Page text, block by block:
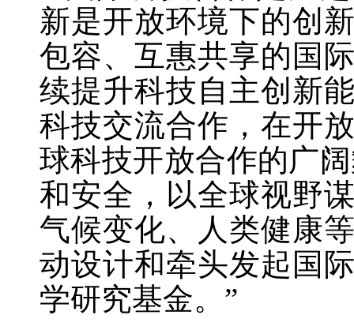
新是开放环境下的创
包容、互惠共享的国
续提升科技自主创新
科技交流合作，在开
球科技开放合作的广
和安全，以全球视野
气候变化、人类健康
动设计和牵头发起国
学研究基金。”